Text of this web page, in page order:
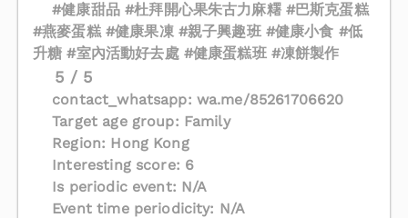
#健康甜品 #杜拜開心果朱古力麻糬 #巴斯克蛋糕
#燕麥蛋糕 #健康果凍 #親子興趣班 #健康小食 #低
升糖 #室內活動好去處 #健康蛋糕班 #凍餅製作
5 / 5
contact_whatsapp: wa.me/85261706620
Target age group: Family
Region: Hong Kong
Interesting score: 6
Is periodic event: N/A
Event time periodicity: N/A